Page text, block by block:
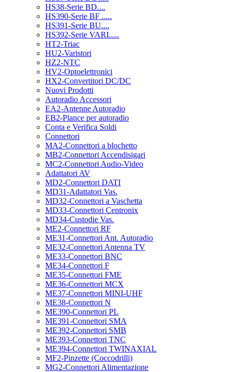
HS38-Serie BD....
HS390-Serie BF .....
HS391-Serie BU....
HS392-Serie VARI.....
HT2-Triac
HU2-Varistori
HZ2-NTC
HV2-Optoelettronici
HX2-Convertitori DC/DC
Nuovi Prodotti
Autoradio Accessori
EA2-Antenne Autoradio
EB2-Plance per autoradio
Conta e Verifica Soldi
Connettori
MA2-Connettori a blochetto
MB2-Connettori Accendisigari
MC2-Connettori Audio-Video
Adattatori AV
MD2-Connettori DATI
MD31-Adattatori Vas.
MD32-Connettori a Vaschetta
MD33-Connettori Centronix
MD34-Custodie Vas.
ME2-Connettori RF
ME31-Connettori Ant. Autoradio
ME32-Connettori Antenna TV
ME33-Connettori BNC
ME34-Connettori F
ME35-Connettori FME
ME36-Connettori MCX
ME37-Connettori MINI-UHF
ME38-Connettori N
ME390-Connettori PL
ME391-Connettori SMA
ME392-Connettori SMB
ME393-Connettori TNC
ME394-Connettori TWINAXIAL
MF2-Pinzette (Coccodrilli)
MG2-Connettori Alimentazione